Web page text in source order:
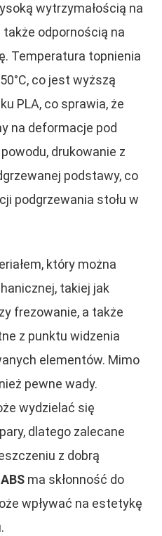
wytrzymałością na
odpornością na
Temperatura topnienia
co jest wyższą
PLA, co sprawia, że
na deformacje pod
drukowanie z
podstawy, co
podgrzewania stołu w
który można
takiej jak
frezowanie, a także
z punktu widzenia
elementów. Mimo
pewne wady.
wydzielać się
dlatego zalecane
z dobrą
ABS ma skłonność do
wpływać na estetykę